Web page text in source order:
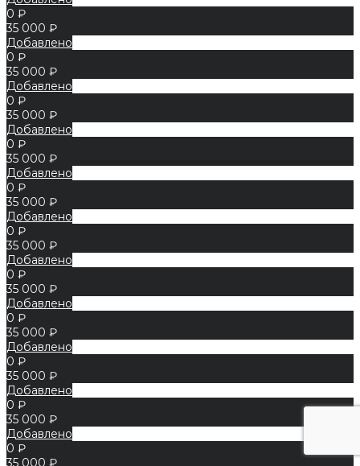
0 ₽
35 000 ₽
Добавлено
0 ₽
35 000 ₽
Добавлено
0 ₽
35 000 ₽
Добавлено
0 ₽
35 000 ₽
Добавлено
0 ₽
35 000 ₽
Добавлено
0 ₽
35 000 ₽
Добавлено
0 ₽
35 000 ₽
Добавлено
0 ₽
35 000 ₽
Добавлено
0 ₽
35 000 ₽
Добавлено
0 ₽
35 000 ₽
Добавлено
0 ₽
35 000 ₽